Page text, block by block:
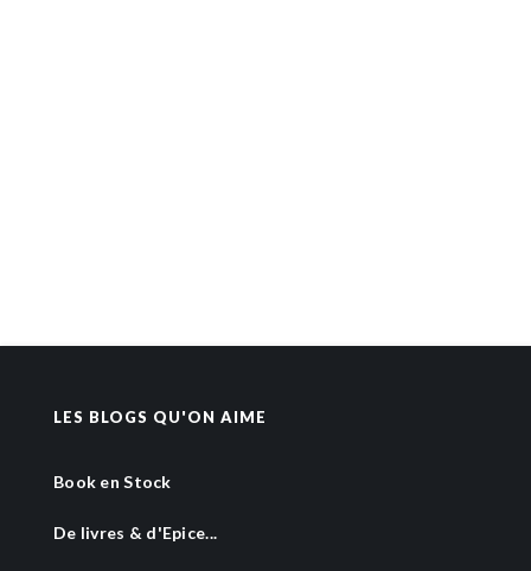
LES BLOGS QU'ON AIME
Book en Stock
De livres & d'Epice...